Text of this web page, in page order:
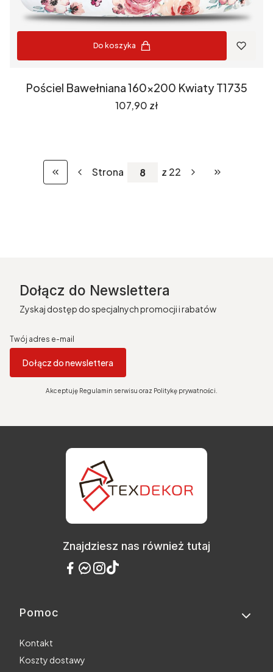
Do koszyka
Pościel Bawełniana 160x200 Kwiaty T1735
Cena
107,90 zł
Wróć do pierwszej strony z produktami
Strona z 22 Przejdź do
Dołącz do Newslettera
Zyskaj dostęp do specjalnych promocji i rabatów
Twój adres e-mail
Dołącz do newslettera
Akceptuję Regulamin serwisu oraz Politykę prywatności.
Znajdziesz nas również tutaj
Linki w stopce
Pomoc
Kontakt
Koszty dostawy